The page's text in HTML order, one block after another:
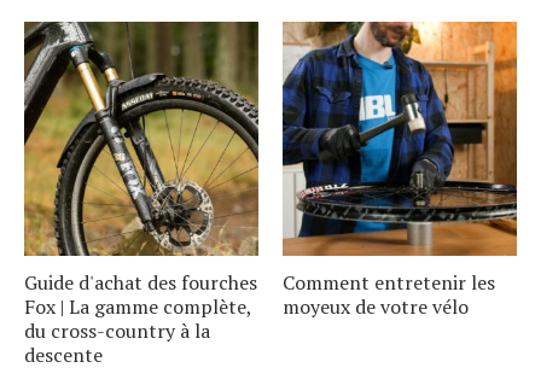
Guide d'achat des fourches
Fox | La gamme complète,
du cross-country à la
descente
Comment entretenir les
moyeux de votre vélo